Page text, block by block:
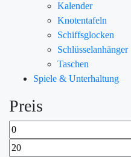
Kalender
Knotentafeln
Schiffsglocken
Schlüsselanhänger
Taschen
Spiele & Unterhaltung
Preis